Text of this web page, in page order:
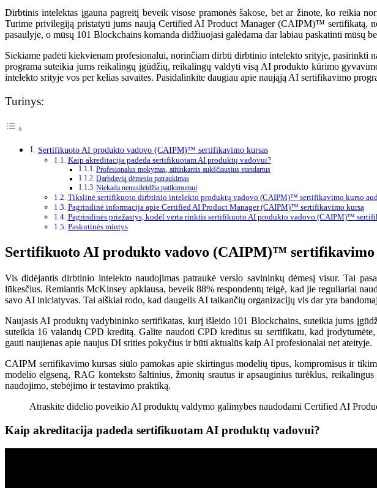
Dirbtinis intelektas įgauna pagreitį beveik visose pramonės šakose, bet ar žinote, ko reikia
Turime privilegiją pristatyti jums naują Certified AI Product Manager (CAIPM)™ sertifikatą,
pasaulyje, o mūsų 101 Blockchains komanda didžiuojasi galėdama dar labiau paskatinti mūsų
Siekiame padėti kiekvienam profesionalui, norinčiam dirbti dirbtinio intelekto srityje,
programa suteikia jums reikalingų įgūdžių, reikalingų valdyti visą AI produkto kūrimo
intelekto srityje vos per kelias savaites. Pasidalinkite daugiau apie naująją AI sertifikavimo
Turinys:
Sertifikuoto AI produkto vadovo (CAIPM)™ sertifikavimo kursas
Kaip akreditacija padeda sertifikuotam AI produktų vadovui?
Profesionalus mokymas, atitinkantis aukščiausius standartus
Darbdavių dėmesio patraukimas
Niekada nenusileidžia patikimumui
Tikslinė sertifikuoto dirbtinio intelekto produktų vadovo (CAIPM)™ sertifikavimo kurso
Pagrindinė informacija apie Certified AI Product Manager (CAIPM)™ sertifikavimo kursą
Pagrindinės priežastys, kodėl verta rinktis sertifikuoto AI produkto vadovo (CAIPM)™
Paskutinės mintys
Sertifikuoto AI produkto vadovo (CAIPM)™ sertifikavimo
Vis didėjantis dirbtinio intelekto naudojimas patraukė verslo savininkų dėmesį visur. Tai
lūkesčius. Remiantis McKinsey apklausa, beveik 88% respondentų teigė, kad jie reguliariai
savo AI iniciatyvas. Tai aiškiai rodo, kad daugelis AI taikančių organizacijų vis dar yra
Naujasis AI produktų vadybininko sertifikatas, kurį išleido 101 Blockchains, suteikia jums
suteikia 16 valandų CPD kreditą. Galite naudoti CPD kreditus su sertifikatu, kad
gauti naujienas apie naujus DI srities pokyčius ir būti aktualūs kaip AI profesionalai net ateityje.
CAIPM sertifikavimo kursas siūlo pamokas apie skirtingus modelių tipus, kompromisus ir
modelio elgseną, RAG konteksto šaltinius, žmonių srautus ir apsauginius turėklus,
naudojimo, stebėjimo ir testavimo praktiką.
Atraskite didelio poveikio AI produktų valdymo galimybes naudodami Certified AI
Kaip akreditacija padeda sertifikuotam AI produktų vadovui?